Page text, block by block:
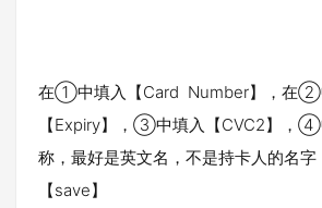
在①中填入【Card Number】，在②
【Expiry】，③中填入【CVC2】，④
称，最好是英文名，不是持卡人的名字
【save】